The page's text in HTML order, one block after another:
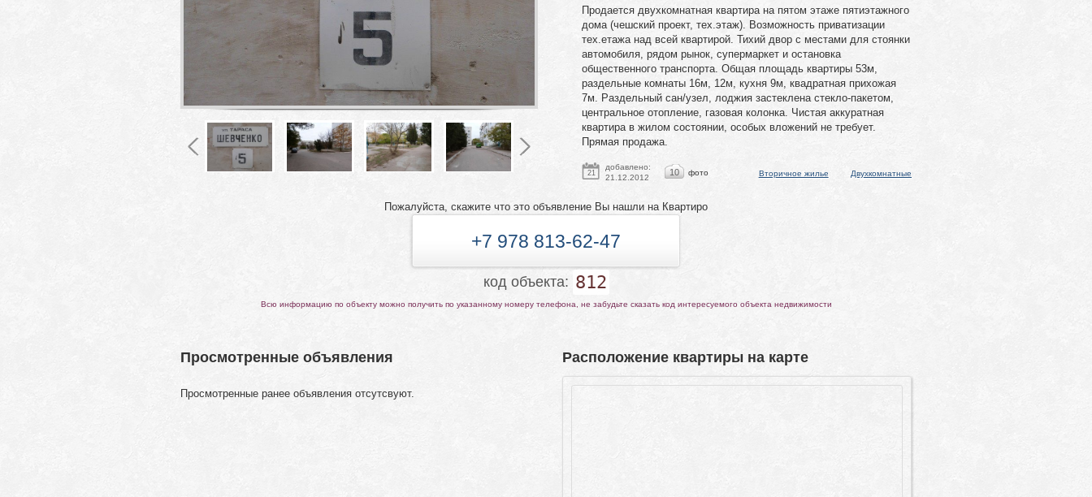
Продается двухкомнатная квартира на пятом этаже пятиэтажного
дома (чешский проект, тех.этаж). Возможность приватизации
тех.етажа над всей квартирой. Тихий двор с местами для стоянки
автомобиля, рядом рынок, супермаркет и остановка
общественного транспорта. Общая площадь квартиры 53м,
раздельные комнаты 16м, 12м, кухня 9м, квадратная прихожая
7м. Раздельный сан/узел, лоджия застеклена стекло-пакетом,
центральное отопление, газовая колонка. Чистая аккуратная
квартира в жилом состоянии, особых вложений не требует.
Прямая продажа.
21
добавлено:
21.12.2012
10 фото Вторичное жилье Двухкомнатные
Пожалуйста, скажите что это объявление Вы нашли на Квартиро
+7 978 813-62-47
код объекта: 812
Всю информацию по объекту можно получить по указанному номеру телефона, не забудьте сказать код интересуемого объекта недвижимости
Расположение квартиры на карте
Просмотренные объявления
Просмотренные ранее объявления отсутсвуют.